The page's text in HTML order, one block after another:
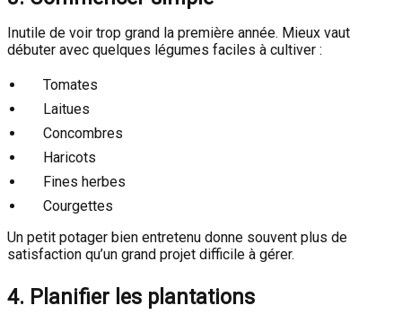
Inutile de voir trop grand la première année. Mieux vaut
débuter avec quelques légumes faciles à cultiver :
Tomates
Laitues
Concombres
Haricots
Fines herbes
Courgettes
Un petit potager bien entretenu donne souvent plus de
satisfaction qu’un grand projet difficile à gérer.
4. Planifier les plantations